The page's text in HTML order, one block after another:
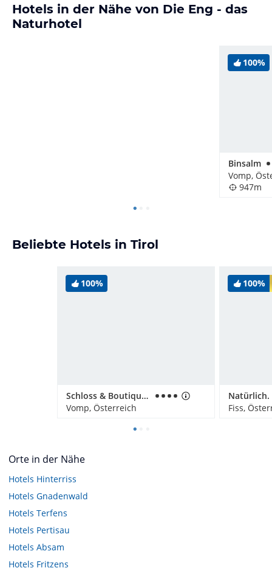
Hotels in der Nähe von Die Eng - das
Naturhotel
100%
Binsalm
Vomp,
947m
Beliebte Hotels in Tirol
100%
Schloss & Boutique Hotel Mitterhart
Vomp, Österreich
100%
Fiss,
Orte in der Nähe
Hotels Hinterriss
Hotels Gnadenwald
Hotels Terfens
Hotels Pertisau
Hotels Absam
Hotels Fritzens